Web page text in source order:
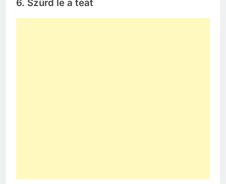
6. Szűrd le a teát